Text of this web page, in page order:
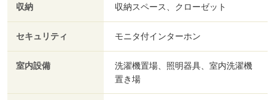
収納 収納スペース、クローゼット
セキュリティ モニタ付インターホン
室内設備
洗濯機置場、照明器具、室内洗濯機
置き場